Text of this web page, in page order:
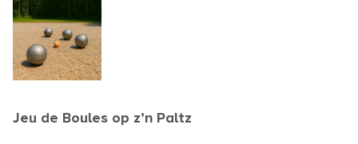
Jeu de Boules op z’n Paltz